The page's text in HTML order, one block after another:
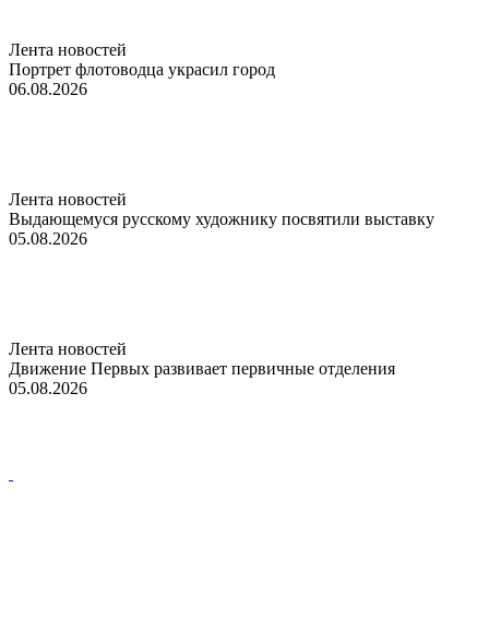
Лента новостей
Портрет флотоводца украсил город
06.08.2026
Лента новостей
Выдающемуся русскому художнику посвятили выставку
05.08.2026
Лента новостей
Движение Первых развивает первичные отделения
05.08.2026